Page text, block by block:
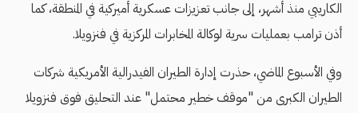
الكاريبي منذ أشهر، إلى جانب تعزيزات عسكرية أميركية في المنطقة، كما
أذن ترامب بعمليات سرية لوكالة المخابرات المركزية في فنزويلا.
وفي الأسبوع الماضي، حذرت إدارة الطيران الفيدرالية الأمريكية شركات
الطيران الكبرى من "موقف خطير محتمل" عند التحليق فوق فنزويلا